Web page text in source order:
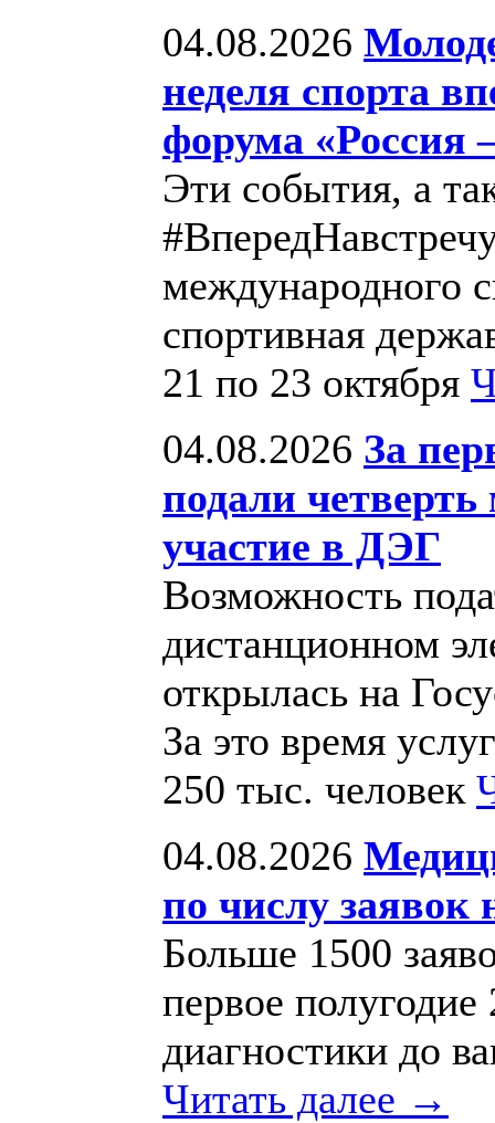
04.08.2026
неделя спорта
форума «Россия
Эти события, а
международного
спортивная
21 по 23 октября
04.08.2026 За
подали
участие в ДЭГ
Возможность
дистанционном
открылась на
За это время
250 тыс. человек
04.08.2026
по числу заявок
Больше 1500
первое
диагностики до
Читать далее →